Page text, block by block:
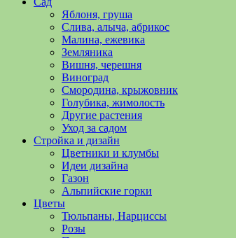
овощами,
растениями
Поможем
обустройстве
выращивании
Яблоня, груша
Слива, алыча, абрикос
Малина, ежевика
Земляника
Вишня, черешня
Виноград
Смородина, крыжовник
Голубика, жимолость
Другие растения
Уход за садом
Стройка и дизайн
Цветники и клумбы
Идеи дизайна
Газон
Альпийские горки
Цветы
Тюльпаны, Нарциссы
Розы